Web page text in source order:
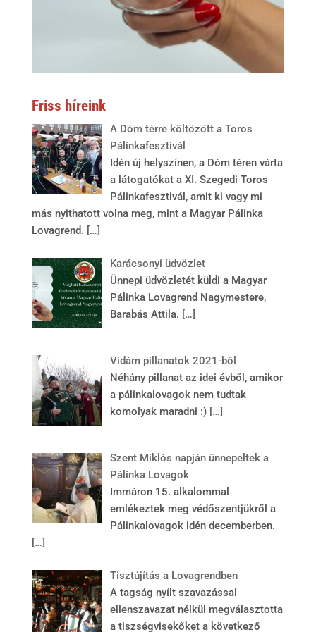
Friss híreink
A Dóm térre költözött a Toros
Pálinkafesztivál
Idén új helyszínen, a Dóm téren várta
a látogatókat a XI. Szegedi Toros
Pálinkafesztivál, amit ki vagy mi
más nyithatott volna meg, mint a Magyar Pálinka
Lovagrend. […]
Karácsonyi üdvözlet
Ünnepi üdvözletét küldi a Magyar
Pálinka Lovagrend Nagymestere,
Barabás Attila. […]
Vidám pillanatok 2021-ből
Néhány pillanat az idei évből, amikor
a pálinkalovagok nem tudtak
komolyak maradni :) […]
Szent Miklós napján ünnepeltek a
Pálinka Lovagok
Immáron 15. alkalommal
emlékeztek meg védőszentjükről a
Pálinkalovagok idén decemberben.
[…]
Tisztújítás a Lovagrendben
A tagság nyílt szavazással
ellenszavazat nélkül megválasztotta
a tiszségvisekőket a következő